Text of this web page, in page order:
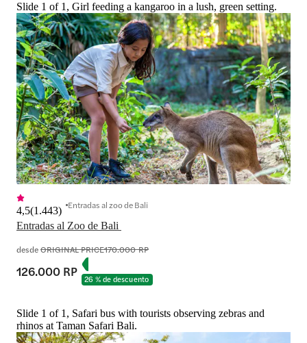
Slide 1 of 1, Girl feeding a kangaroo in a lush, green setting.
4,5(1.443) Entradas al zoo de Bali
desdeORIGINAL PRICE170.000 RP
126.000 RP 26 % de descuento
Slide 1 of 1, Safari bus with tourists observing zebras and
rhinos at Taman Safari Bali.